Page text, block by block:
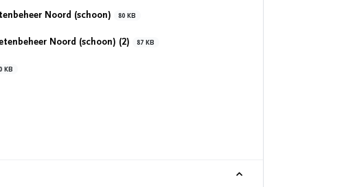
Noord (schoon) 80 KB
Noord (schoon) (2) 87 KB
KB